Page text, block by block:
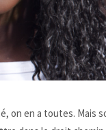
on en a toutes. Mais